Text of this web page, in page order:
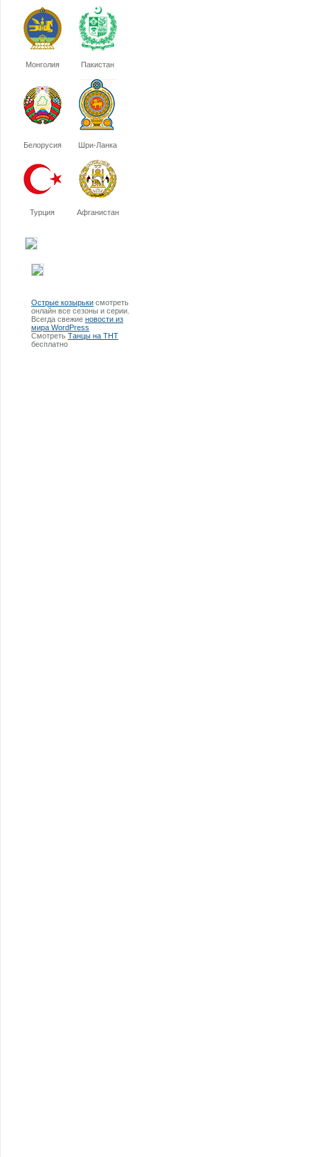
Монголия Пакистан
Белорусия Шри-Ланка
Турция Афганистан
Острые козырьки смотреть
онлайн все сезоны и серии.
Всегда свежие новости из
мира WordPress
Смотреть Танцы на ТНТ
бесплатно